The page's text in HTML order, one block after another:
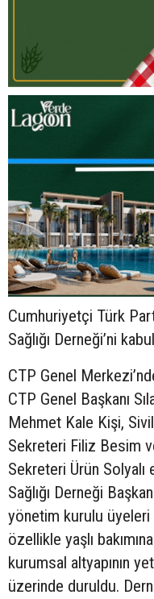
Cumhuriyetçi Türk
Sağlığı Derneği’ni
CTP Genel
CTP Genel Başkanı
Mehmet Kale Kişi,
Sekreteri Filiz Besim
Sekreteri Ürün Solyalı
Sağlığı Derneği
yönetim kurulu üyeleri
özellikle yaşlı
kurumsal altyapının
üzerinde duruldu.